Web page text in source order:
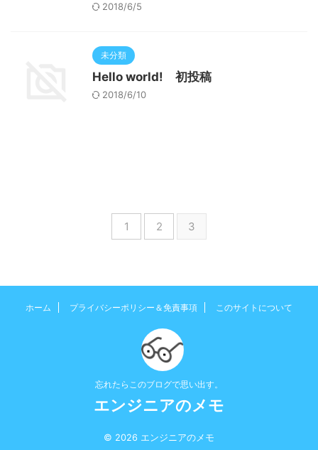
2018/6/5
未分類
Hello world! 初投稿
2018/6/10
1 2 3
ホーム プライバシーポリシー＆免責事項 このサイトについて
忘れたらこのブログで思い出す。
エンジニアのメモ
© 2026 エンジニアのメモ